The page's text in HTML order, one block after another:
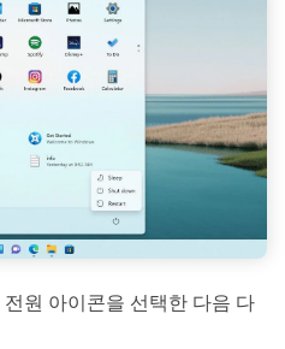
원 아이콘을 선택한 다음 다